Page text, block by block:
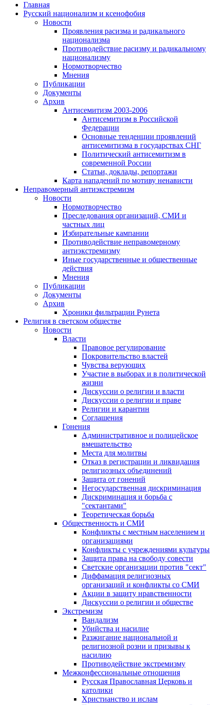
Главная
Русский национализм и ксенофобия
Новости
Проявления расизма и радикального
национализма
Противодействие расизму и радикальному
национализму
Нормотворчество
Мнения
Публикации
Документы
Архив
Антисемитизм 2003-2006
Антисемитизм в Российской
Федерации
Основные тенденции проявлений
антисемитизма в государствах СНГ
Политический антисемитизм в
современной России
Статьи, доклады, репортажи
Карта нападений по мотиву ненависти
Неправомерный антиэкстремизм
Новости
Нормотворчество
Преследования организаций, СМИ и
частных лиц
Избирательные кампании
Противодействие неправомерному
антиэкстремизму
Иные государственные и общественные
действия
Мнения
Публикации
Документы
Архив
Хроники фильтрации Рунета
Религия в светском обществе
Новости
Власти
Правовое регулирование
Покровительство властей
Чувства верующих
Участие в выборах и в политической
жизни
Дискуссии о религии и власти
Дискуссии о религии и праве
Религии и карантин
Соглашения
Гонения
Административное и полицейское
вмешательство
Места для молитвы
Отказ в регистрации и ликвидация
религиозных объединений
Защита от гонений
Негосударственная дискриминация
Дискриминация и борьба с
"сектантами"
Теоретическая борьба
Общественность и СМИ
Конфликты с местным населением и
организациями
Конфликты с учреждениями культуры
Защита права на свободу совести
Светские организации против "сект"
Диффамация религиозных
организаций и конфликты со СМИ
Акции в защиту нравственности
Дискуссии о религии и обществе
Экстремизм
Вандализм
Убийства и насилие
Разжигание национальной и
религиозной розни и призывы к
насилию
Противодействие экстремизму
Межконфессиональные отношения
Русская Православная Церковь и
католики
Христианство и ислам